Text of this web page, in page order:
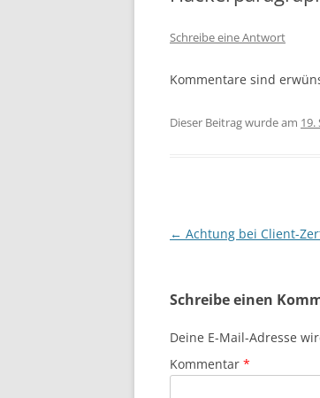
Schreibe eine Antwort
Kommentare sind
Dieser Beitrag wurde am 19.
Beitragsnavigation
← Achtung bei Client-
Schreibe einen
Deine E-Mail-Adresse
Kommentar *